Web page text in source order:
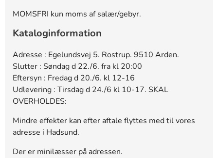
MOMSFRI kun moms af salær/gebyr.
Kataloginformation
Adresse : Egelundsvej 5. Rostrup. 9510 Arden.
Slutter : Søndag d 22./6. fra kl 20:00
Eftersyn : Fredag d 20./6. kl 12-16
Udlevering : Tirsdag d 24./6 kl 10-17. SKAL
OVERHOLDES:
Mindre effekter kan efter aftale flyttes med til vores
adresse i Hadsund.
Der er minilæsser på adressen.